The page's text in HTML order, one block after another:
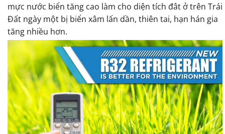
mực nước biển tăng cao làm cho diện tích đât ở trên Trái
Đất ngày một bị biển xâm lấn dần, thiên tai, hạn hán gia
tăng nhiều hơn.